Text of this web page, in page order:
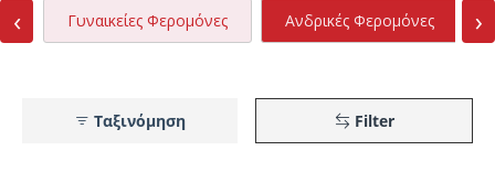
‹ Γυναικείες Φερομόνες Ανδρικές Φερομόνες ›
Filter
Ταξινόμηση